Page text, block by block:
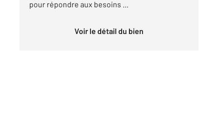
pour répondre aux besoins ...
Voir le détail du bien